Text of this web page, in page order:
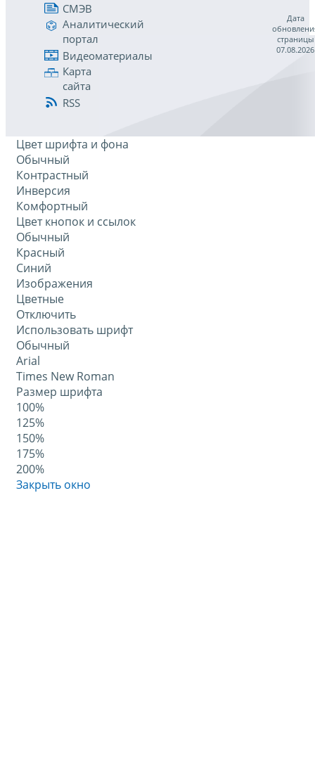
СМЭВ
Аналитический
портал
Видеоматериалы
Карта
сайта
RSS
Дата
страницы
07.08.2026
Цвет шрифта и фона
Обычный
Контрастный
Инверсия
Комфортный
Цвет кнопок и ссылок
Обычный
Красный
Синий
Изображения
Цветные
Отключить
Использовать шрифт
Обычный
Arial
Times New Roman
Размер шрифта
100%
125%
150%
175%
200%
Закрыть окно